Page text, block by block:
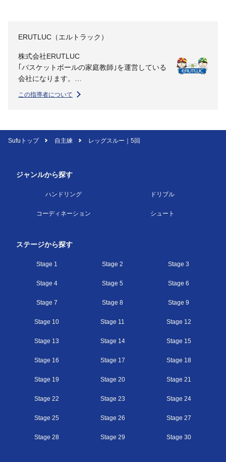
ERUTLUC（エルトラック）
株式会社ERUTLUC
｢バスケットボールの家庭教師｣を運営している
会社になります。
を目指す環境を提供する
2.チームスポーツだからこそできることで教育
3.世界で最もビジョナリーなコーチチームを作
この指導者について
Sufuトップ 自主練 レッグスルー｜5回
ジャンルから探す
ハンドリング ドリブル
コーディネーション シュート
ステージから探す
Stage 1 Stage 2 Stage 3
Stage 4 Stage 5 Stage 6
Stage 7 Stage 8 Stage 9
Stage 10 Stage 11 Stage 12
Stage 13 Stage 14 Stage 15
Stage 16 Stage 17 Stage 18
Stage 19 Stage 20 Stage 21
Stage 22 Stage 23 Stage 24
Stage 25 Stage 26 Stage 27
Stage 28 Stage 29 Stage 30